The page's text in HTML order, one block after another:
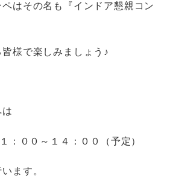
はその名も『インドア懇親コン
様で楽しみましょう♪
：００～１４：００（予定）
ます。